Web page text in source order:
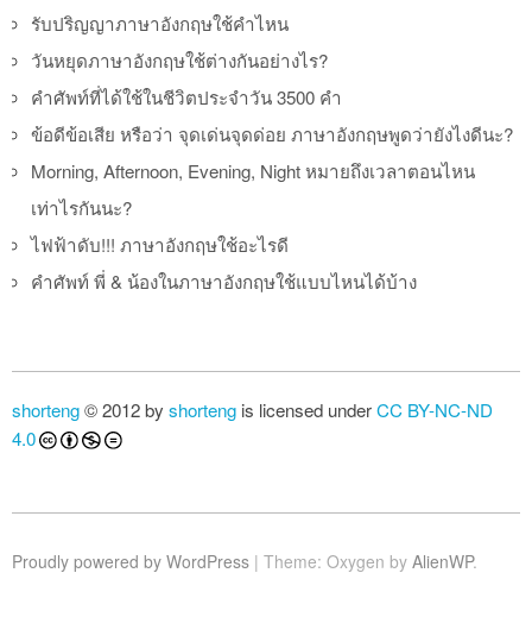
รับปริญญาภาษาอังกฤษใช้คำไหน
วันหยุดภาษาอังกฤษใช้ต่างกันอย่างไร?
คำศัพท์ที่ได้ใช้ในชีวิตประจำวัน 3500 คำ
ข้อดีข้อเสีย หรือว่า จุดเด่นจุดด่อย ภาษาอังกฤษพูดว่ายังไงดีนะ?
Morning, Afternoon, Evening, Night หมายถึงเวลาตอนไหน
เท่าไรกันนะ?
ไฟฟ้าดับ!!! ภาษาอังกฤษใช้อะไรดี
คำศัพท์ พี่ & น้องในภาษาอังกฤษใช้แบบไหนได้บ้าง
shorteng© 2012 by shorteng is licensed underCC BY-NC-ND
4.0
Proudly powered by WordPress | Theme: Oxygen by AlienWP.